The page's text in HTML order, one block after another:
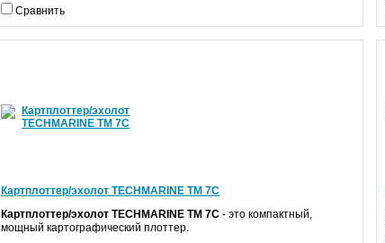
Сравнить
Картплоттер/эхолот TECHMARINE ТМ 7С
Картплоттер/эхолот TECHMARINE ТМ 7С - это компактный,
мощный картографический плоттер.